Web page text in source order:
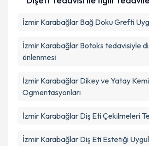
İzmir Karabağlar Bağ Doku Grefti
İzmir Karabağlar Botoks tedavisiyle
önlenmesi
İzmir Karabağlar Dikey ve Yatay
Ogmentasyonları
İzmir Karabağlar Diş Eti Çekilmeleri
İzmir Karabağlar Diş Eti Estetiği